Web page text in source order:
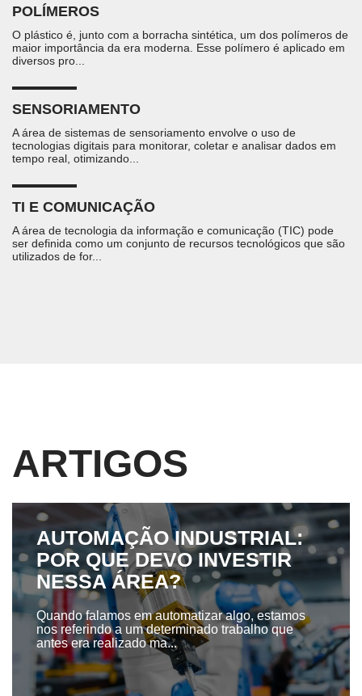
POLÍMEROS
O plástico é, junto com a borracha sintética, um dos polímeros de
maior importância da era moderna. Esse polímero é aplicado em
diversos pro...
SENSORIAMENTO
A área de sistemas de sensoriamento envolve o uso de
tecnologias digitais para monitorar, coletar e analisar dados em
tempo real, otimizando...
TI E COMUNICAÇÃO
A área de tecnologia da informação e comunicação (TIC) pode
ser definida como um conjunto de recursos tecnológicos que são
utilizados de for...
ARTIGOS
AUTOMAÇÃO INDUSTRIAL:
POR QUE DEVO INVESTIR
NESSA ÁREA?
Quando falamos em automatizar algo, estamos
nos referindo a um determinado trabalho que
antes era realizado ma...